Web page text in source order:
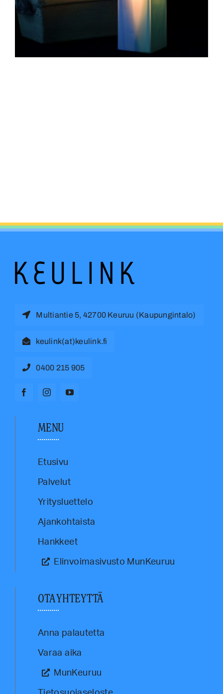
Multiantie 5, 42700 Keuruu (Kaupungintalo)
keulink(at)keulink.fi
0400 215 905
MENU
Etusivu
Palvelut
Yritysluettelo
Ajankohtaista
Hankkeet
Elinvoimasivusto MunKeuruu
OTA YHTEYTTÄ
Anna palautetta
Varaa aika
MunKeuruu